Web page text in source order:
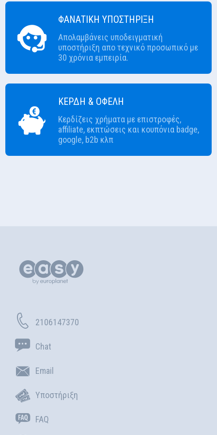
ΦΑΝΑΤΙΚΗ ΥΠΟΣΤΗΡΙΞΗ
Απολαμβάνεις υποδειγματική
υποστήριξη απο τεχνικό προσωπικό με
30 χρόνια εμπειρία.
ΚΕΡΔΗ & ΟΦΕΛΗ
Κερδίζεις χρήματα με επιστροφές,
affiliate, εκπτώσεις και κουπόνια badge,
google, b2b κλπ
2106147370
Chat
Email
Υποστήριξη
FAQ